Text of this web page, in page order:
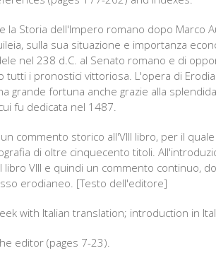
la Storia dell'Impero romano dopo Marco
sulla sua situazione e importanza
nel 238 d.C. al Senato romano e di
i pronostici vittoriosa. L'opera di
grande fortuna anche grazie alla
fu dedicata nel 1487.
commento storico all'VIII libro, per il
di oltre cinquecento titoli.
VIII e quindi un commento continuo,
erodianeo. [Testo dell'editore]
with Italian translation; introduction in
editor (pages 7-23).